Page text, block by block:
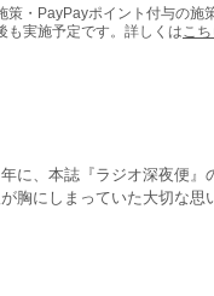
・PayPayポイント付与の施
も実施予定です。詳しくは こち
に、本誌『ラジオ深夜便』
胸にしまっていた大切な
の心の機微、それを見てい